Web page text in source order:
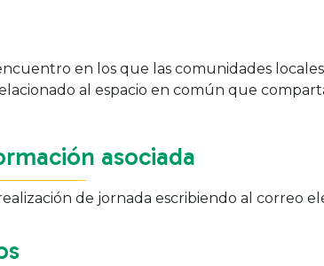
en los que las comunidades
al espacio en común que
asociada
de jornada escribiendo al correo